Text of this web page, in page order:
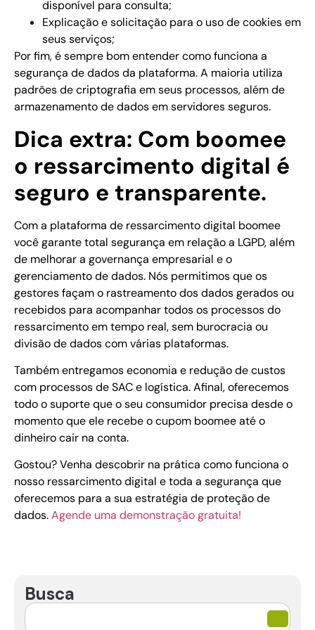
disponível para consulta;
Explicação e solicitação para o uso de cookies em
seus serviços;
Por fim, é sempre bom entender como funciona a
segurança de dados da plataforma. A maioria utiliza
padrões de criptografia em seus processos, além de
armazenamento de dados em servidores seguros.
Dica extra: Com boomee
o ressarcimento digital é
seguro e transparente.
Com a plataforma de ressarcimento digital boomee
você garante total segurança em relação a LGPD, além
de melhorar a governança empresarial e o
gerenciamento de dados. Nós permitimos que os
gestores façam o rastreamento dos dados gerados ou
recebidos para acompanhar todos os processos do
ressarcimento em tempo real, sem burocracia ou
divisão de dados com várias plataformas.
Também entregamos economia e redução de custos
com processos de SAC e logística. Afinal, oferecemos
todo o suporte que o seu consumidor precisa desde o
momento que ele recebe o cupom boomee até o
dinheiro cair na conta.
Gostou? Venha descobrir na prática como funciona o
nosso ressarcimento digital e toda a segurança que
oferecemos para a sua estratégia de proteção de
dados.Agende uma demonstração gratuita!
Busca